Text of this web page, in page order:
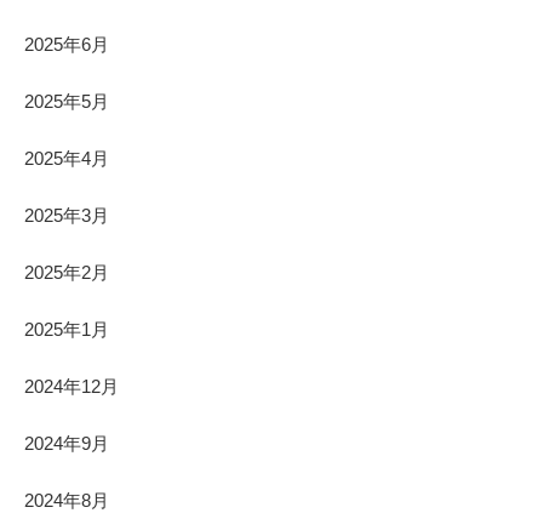
2025年6月
2025年5月
2025年4月
2025年3月
2025年2月
2025年1月
2024年12月
2024年9月
2024年8月